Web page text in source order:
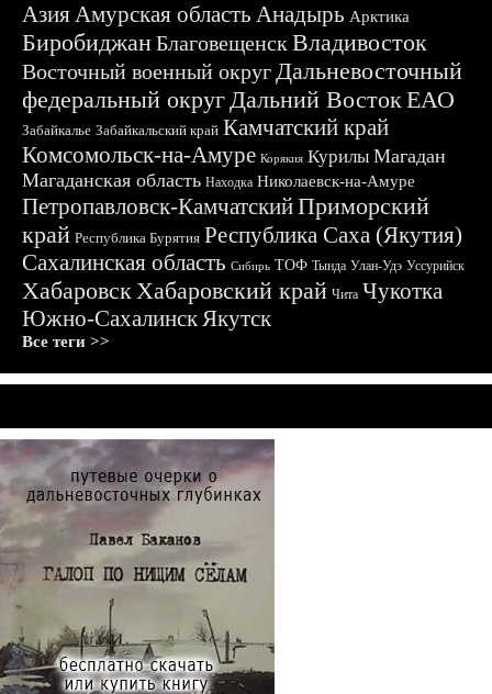
АзияАмурская область Анадырь Арктика
БиробиджанБлаговещенскВладивосток
Восточный военный округДальневосточный
федеральный округДальний ВостокЕАО
Забайкалье Забайкальский край Камчатский край
Комсомольск-на-Амуре Корякия Курилы Магадан
Магаданская область Находка Николаевск-на-Амуре
Петропавловск-КамчатскийПриморский
край Республика Бурятия Республика Саха (Якутия)
Сахалинская область Сибирь ТОФ Тында Улан-Удэ Уссурийск
ХабаровскХабаровский край Чита Чукотка
Южно-СахалинскЯкутск
Все теги >>